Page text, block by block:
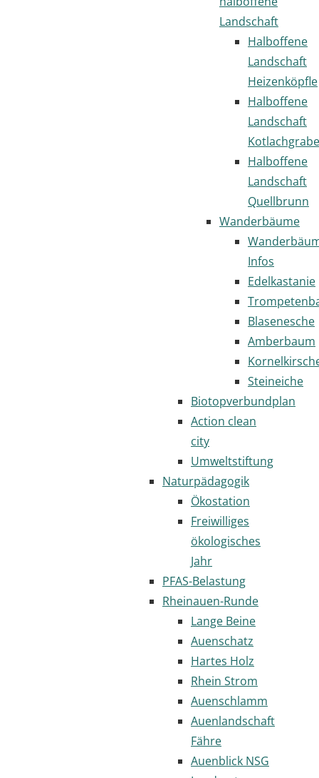
Landschaft
Halboffene
Landschaft
Heizenköpfle
Halboffene
Landschaft
Halboffene
Landschaft
Quellbrunn
Wanderbäume
Infos
Edelkastanie
Blasenesche
Amberbaum
Steineiche
Biotopverbundplan
Action clean
city
Umweltstiftung
Naturpädagogik
Ökostation
Freiwilliges
ökologisches
Jahr
PFAS-Belastung
Rheinauen-Runde
Lange Beine
Auenschatz
Hartes Holz
Rhein Strom
Auenschlamm
Auenlandschaft
Fähre
Auenblick NSG